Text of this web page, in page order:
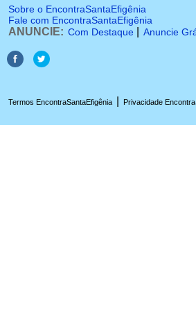
Sobre o EncontraSantaEfigênia
Fale com EncontraSantaEfigênia
ANUNCIE: Com Destaque Anuncie
Termos EncontraSantaEfigênia Privacidade